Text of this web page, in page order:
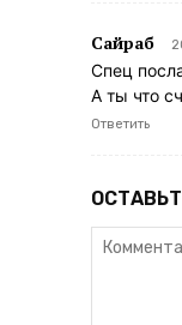
Сайраб
Спец
А ты что
Ответить